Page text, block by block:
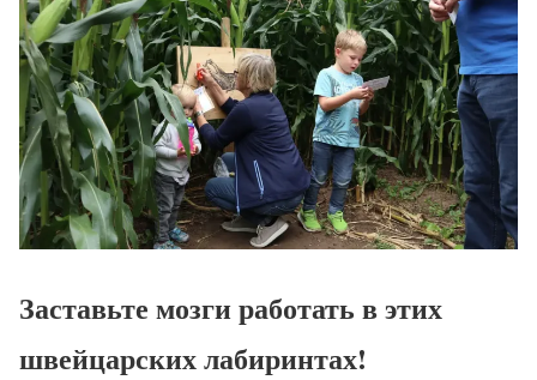
Заставьте мозги работать в этих
швейцарских лабиринтах!